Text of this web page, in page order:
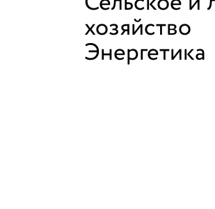
хозяйство
Энергетика